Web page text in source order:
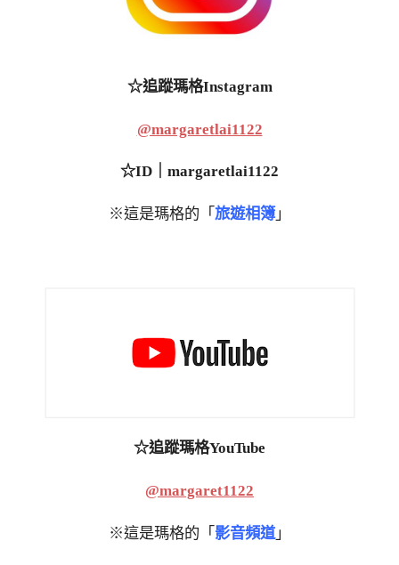
☆追蹤瑪格Instagram
@margaretlai1122
☆ID｜margaretlai1122
※這是瑪格的「 旅遊相簿 」
☆追蹤瑪格YouTube
@margaret1122
※這是瑪格的「 影音頻道 」